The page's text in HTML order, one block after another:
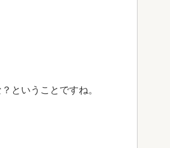
ということですね。